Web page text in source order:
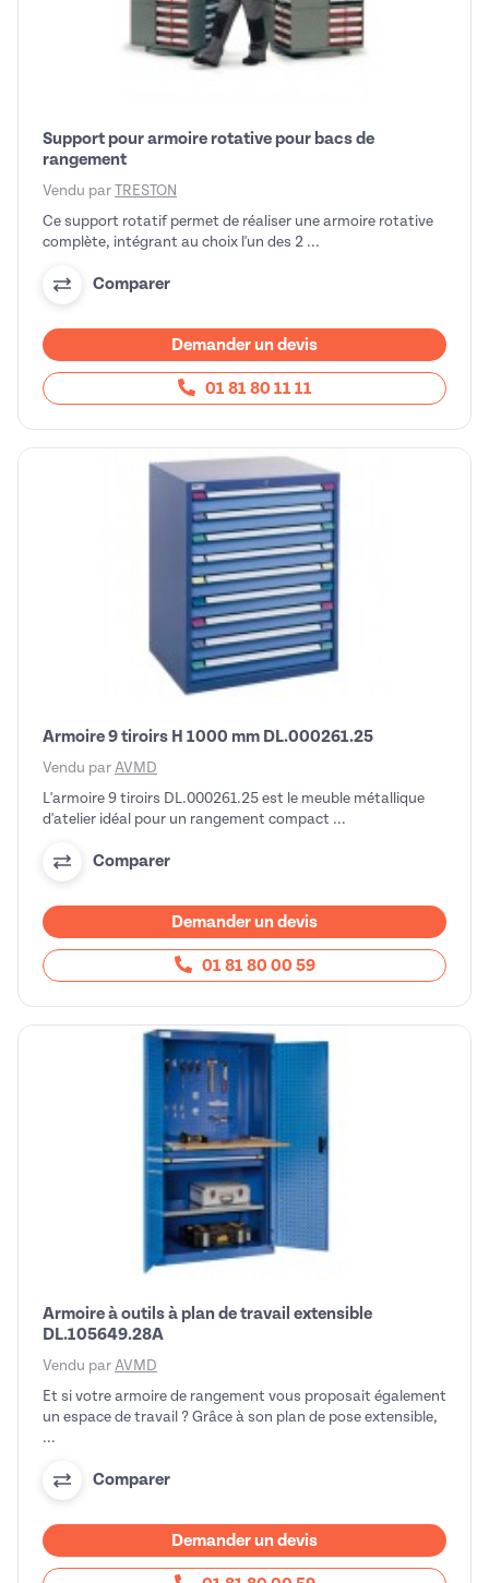
Support pour armoire rotative pour bacs de
rangement
Vendu par TRESTON
Ce support rotatif permet de réaliser une armoire rotative
complète, intégrant au choix l'un des 2 ...
Comparer
Demander un devis
01 81 80 11 11
Armoire 9 tiroirs H 1000 mm DL.000261.25
Vendu par AVMD
L'armoire 9 tiroirs DL.000261.25 est le meuble métallique
d'atelier idéal pour un rangement compact ...
Comparer
Demander un devis
01 81 80 00 59
Armoire à outils à plan de travail extensible
DL.105649.28A
Vendu par AVMD
Et si votre armoire de rangement vous proposait également
un espace de travail ? Grâce à son plan de pose extensible,
...
Comparer
Demander un devis